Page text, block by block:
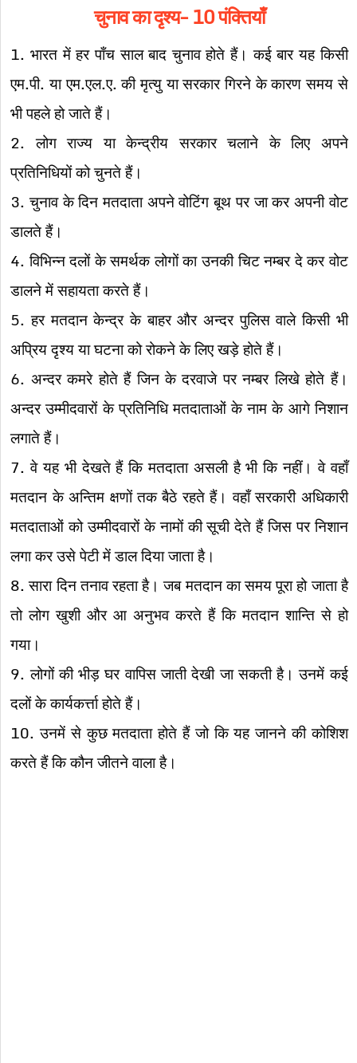
चुनाव का दृश्य- 10 पंक्तियाँ
1. भारत में हर पाँच साल बाद चुनाव होते हैं। कई बार यह किसी
एम.पी. या एम.एल.ए. की मृत्यु या सरकार गिरने के कारण समय से
भी पहले हो जाते हैं।
2. लोग राज्य या केन्द्रीय सरकार चलाने के लिए अपने
प्रतिनिधियों को चुनते हैं।
3. चुनाव के दिन मतदाता अपने वोटिंग बूथ पर जा कर अपनी वोट
डालते हैं।
4. विभिन्न दलों के समर्थक लोगों का उनकी चिट नम्बर दे कर वोट
डालने में सहायता करते हैं।
5. हर मतदान केन्द्र के बाहर और अन्दर पुलिस वाले किसी भी
अप्रिय दृश्य या घटना को रोकने के लिए खड़े होते हैं।
6. अन्दर कमरे होते हैं जिन के दरवाजे पर नम्बर लिखे होते हैं।
अन्दर उम्मीदवारों के प्रतिनिधि मतदाताओं के नाम के आगे निशान
लगाते हैं।
7. वे यह भी देखते हैं कि मतदाता असली है भी कि नहीं। वे वहाँ
मतदान के अन्तिम क्षणों तक बैठे रहते हैं। वहाँ सरकारी अधिकारी
मतदाताओं को उम्मीदवारों के नामों की सूची देते हैं जिस पर निशान
लगा कर उसे पेटी में डाल दिया जाता है।
8. सारा दिन तनाव रहता है। जब मतदान का समय पूरा हो जाता है
तो लोग खुशी और आ अनुभव करते हैं कि मतदान शान्ति से हो
गया।
9. लोगों की भीड़ घर वापिस जाती देखी जा सकती है। उनमें कई
दलों के कार्यकर्त्ता होते हैं।
10. उनमें से कुछ मतदाता होते हैं जो कि यह जानने की कोशिश
करते हैं कि कौन जीतने वाला है।